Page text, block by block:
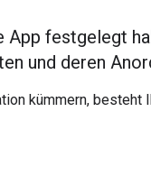
App festgelegt
und deren
kümmern,